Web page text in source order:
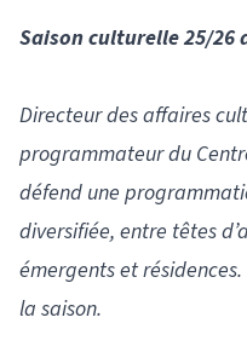
Saison culturelle 25/26
Directeur des affaires
programmateur du
défend une
diversifiée, entre têtes
émergents et
la saison.